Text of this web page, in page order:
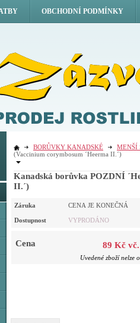
BORŮVKY KANADSKÉ
MENŠÍ
(Vaccinium corymbosum ´Heerma II.´)
Kanadská borůvka POZDNÍ
II.´)
Záruka CENA JE KONEČNÁ
Dostupnost VYPRODÁNO
Cena 89 Kč
Uvedené zboží nelze
OBCHODNÍ PODMÍNKY